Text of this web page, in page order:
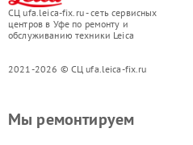
СЦ ufa.leica-fix.ru - сеть сервисных
центров в Уфе по ремонту и
обслуживанию техники Leica
2021-2026 © СЦ ufa.leica-fix.ru
Мы ремонтируем